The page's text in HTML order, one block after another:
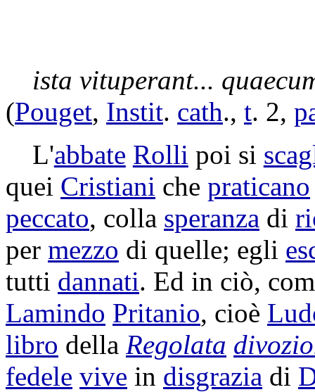
ista vituperant...
(Pouget, Instit. cath., t. 2,
L'abbate Rolli poi si
quei Cristiani che praticano
peccato, colla speranza di
per mezzo di quelle; egli
tutti dannati. Ed in ciò,
Lamindo Pritanio, cioè
libro della Regolata
fedele vive in disgrazia di